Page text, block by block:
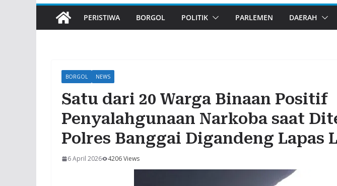
PERISTIWA BORGOL POLITIK PARLEMEN DAERAH
BORGOL NEWS
Satu dari 20 Warga Binaan Positif
Penyalahgunaan Narkoba saat
Polres Banggai Digandeng Lapas
6 April 2026 4206 Views